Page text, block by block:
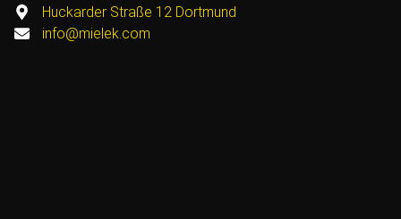
Huckarder Straße 12 Dortmund
info@mielek.com